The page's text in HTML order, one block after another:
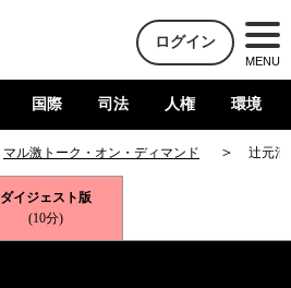
ログイン
MENU
国際 司法 人権 環境
マル激トーク・オン・ディマンド 辻元清
ダイジェスト版
(10分)